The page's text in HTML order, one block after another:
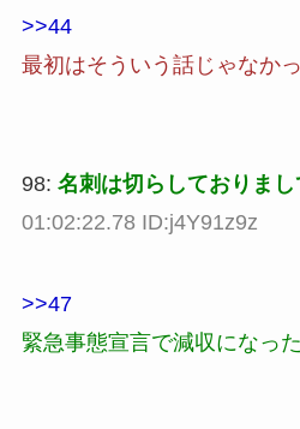
>>44
最初はそういう話じゃなか
98: 名刺は切らしておりまし
01:02:22.78 ID:j4Y91z9z
>>47
緊急事態宣言で減収になっ